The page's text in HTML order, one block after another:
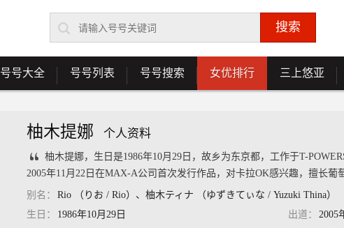
号号大全 号号列表 号号搜索 女优排行 三上悠亚
柚木提娜 个人资料
柚木提娜，生日是1986年10月29日，故乡为东京都，工作于T-
2005年11月22日在MAX-A公司首次发行作品，对卡拉OK感兴趣，擅长葡
别名：
Rio （りお / Rio）、柚木ティナ （ゆずきてぃな / Yuzuki Thina）
生日：
1986年10月29日 出道：
2005